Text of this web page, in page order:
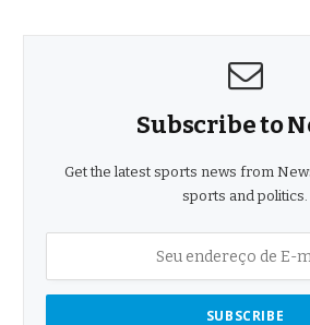
Subscribe to
Get the latest sports news from
sports and politics.